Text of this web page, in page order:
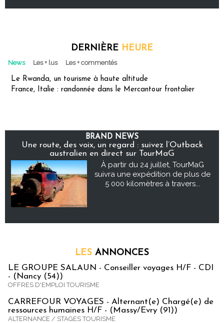
DERNIÈRE HEURE
News Les + lus Les + commentés
Le Rwanda, un tourisme à haute altitude
France, Italie : randonnée dans le Mercantour frontalier
BRAND NEWS
Une route, des voix, un regard : suivez l’Outback
australien en direct sur TourMaG
À partir du 24 juillet, TourMaG
suivra une expédition de plus de
5 000 kilomètres à travers...
LES ANNONCES
LE GROUPE SALAUN - Conseiller voyages H/F - CDI
- (Nancy (54))
OFFRES D'EMPLOI TOURISME
CARREFOUR VOYAGES - Alternant(e) Chargé(e) de
ressources humaines H/F - (Massy/Evry (91))
ALTERNANCE / STAGES TOURISME